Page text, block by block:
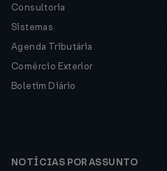
Consultoria
Sistemas
Agenda Tributária
Comércio Exterior
Boletim Diário
NOTÍCIAS POR ASSUNTO